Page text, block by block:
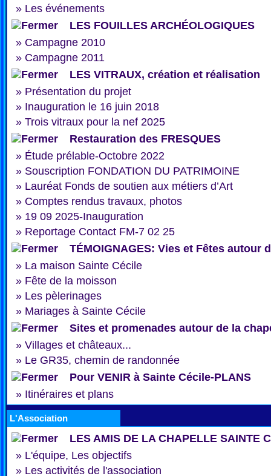
» Les événements
LES FOUILLES ARCHÉOLOGIQUES
» Campagne 2010
» Campagne 2011
LES VITRAUX, création et réalisation
» Présentation du projet
» Inauguration le 16 juin 2018
» Trois vitraux pour la nef 2025
Restauration des FRESQUES
» Étude prélable-Octobre 2022
» Souscription FONDATION DU PATRIMOINE
» Lauréat Fonds de soutien aux métiers d’Art
» Comptes rendus travaux, photos
» 19 09 2025-Inauguration
» Reportage Contact FM-7 02 25
TÉMOIGNAGES: Vies et Fêtes autour
» La maison Sainte Cécile
» Fête de la moisson
» Les pèlerinages
» Mariages à Sainte Cécile
Sites et promenades autour de la
» Villages et châteaux...
» Le GR35, chemin de randonnée
Pour VENIR à Sainte Cécile-PLANS
» Itinéraires et plans
L'Association
LES AMIS DE LA CHAPELLE SAINTE
» L'équipe, Les objectifs
» Les activités de l'association